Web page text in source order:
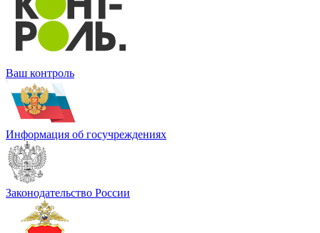
Ваш контроль
Информация об госучреждениях
Законодательство России